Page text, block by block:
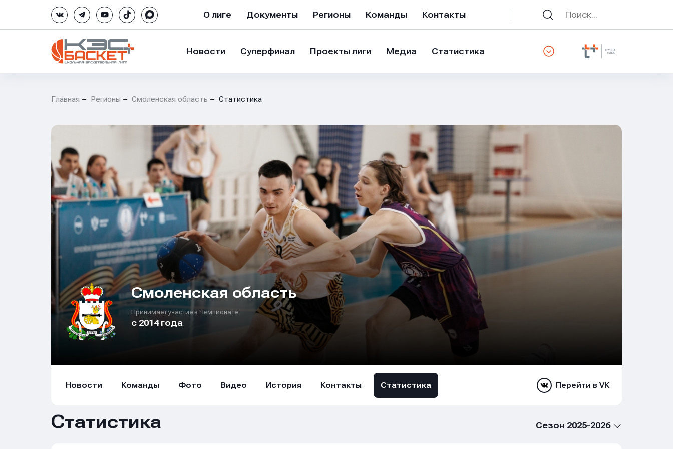
О лиге Документы Регионы Команды Контакты
Новости Суперфинал Проекты лиги Медиа Статистика
Главная Регионы Смоленская область Статистика
Смоленская область
Принимает участие в Чемпионате
с 2014 года
Новости Команды Фото Видео История Контакты Статистика Перейти в VK
Статистика Сезон 2025-2026